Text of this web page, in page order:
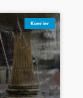
Koerier